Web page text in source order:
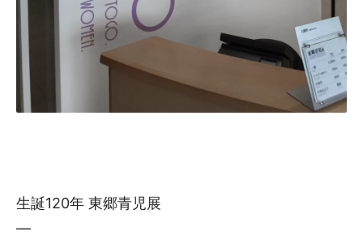
生誕120年 東郷青児展
—